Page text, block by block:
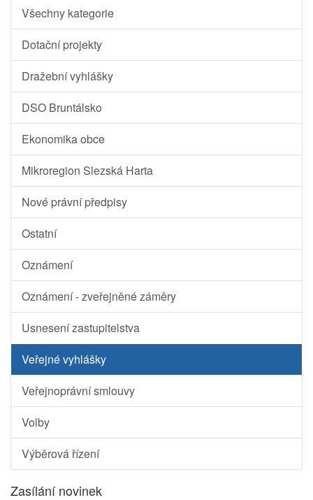
Všechny kategorie
Dotační projekty
Dražební vyhlášky
DSO Bruntálsko
Ekonomika obce
Mikroregion Slezská Harta
Nové právní předpisy
Ostatní
Oznámení
Oznámení - zveřejněné záměry
Usnesení zastupitelstva
Veřejné vyhlášky
Veřejnoprávní smlouvy
Volby
Výběrová řízení
Zasílání novinek